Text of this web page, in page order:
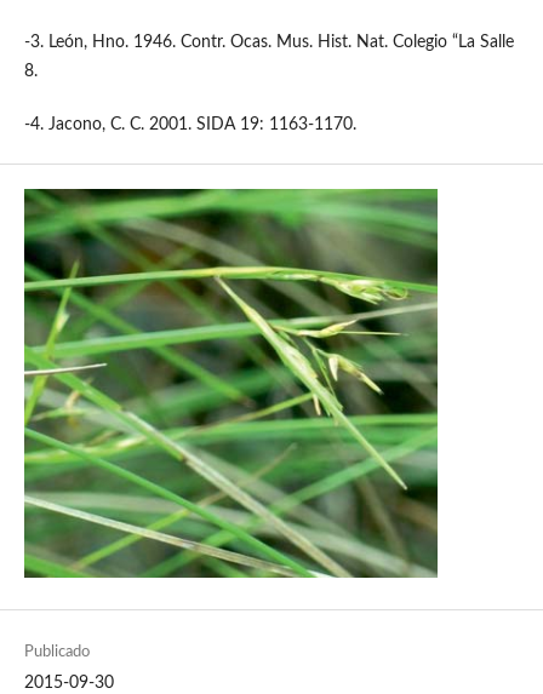
-3. León, Hno. 1946. Contr. Ocas. Mus. Hist. Nat. Colegio “La Salle
8.
-4. Jacono, C. C. 2001. SIDA 19: 1163-1170.
Publicado
2015-09-30